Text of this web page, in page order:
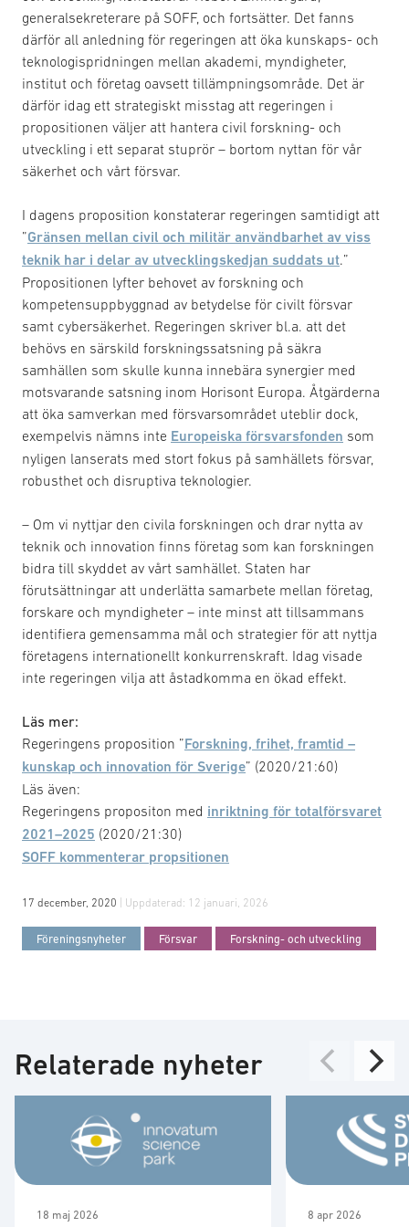
generalsekreterare på SOFF, och fortsätter. Det fanns
därför all anledning för regeringen att öka kunskaps- och
teknologispridningen mellan akademi, myndigheter,
institut och företag oavsett tillämpningsområde. Det är
därför idag ett strategiskt misstag att regeringen i
propositionen väljer att hantera civil forskning- och
utveckling i ett separat stuprör – bortom nyttan för vår
säkerhet och vårt försvar.
I dagens proposition konstaterar regeringen samtidigt att
”Gränsen mellan civil och militär användbarhet av viss
teknik har i delar av utvecklingskedjan suddats ut.”
Propositionen lyfter behovet av forskning och
kompetensuppbyggnad av betydelse för civilt försvar
samt cybersäkerhet. Regeringen skriver bl.a. att det
behövs en särskild forskningssatsning på säkra
samhällen som skulle kunna innebära synergier med
motsvarande satsning inom Horisont Europa. Åtgärderna
att öka samverkan med försvarsområdet uteblir dock,
exempelvis nämns inte Europeiska försvarsfonden som
nyligen lanserats med stort fokus på samhällets försvar,
robusthet och disruptiva teknologier.
– Om vi nyttjar den civila forskningen och drar nytta av
teknik och innovation finns företag som kan forskningen
bidra till skyddet av vårt samhället. Staten har
förutsättningar att underlätta samarbete mellan företag,
forskare och myndigheter – inte minst att tillsammans
identifiera gemensamma mål och strategier för att nyttja
företagens internationellt konkurrenskraft. Idag visade
inte regeringen vilja att åstadkomma en ökad effekt.
Läs mer:
Regeringens proposition ”Forskning, frihet, framtid –
kunskap och innovation för Sverige” (2020/21:60)
Läs även:
Regeringens propositon med inriktning för totalförsvaret
2021–2025 (2020/21:30)
SOFF kommenterar propsitionen
17 december, 2020 | Uppdaterad: 12 januari, 2026
Föreningsnyheter Försvar Forskning- och utveckling
Relaterade nyheter
18 maj 2026 8 apr 2026